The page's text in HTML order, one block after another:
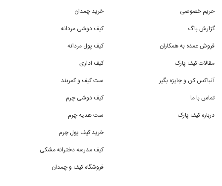
حریم خصوصی
گزارش باگ
فروش عمده به همکاران
مقالات کیف پارک
آنباکس کن و جایزه بگیر
تماس با ما
درباره کیف پارک
خرید چمدان
کیف دوشی مردانه
کیف پول مردانه
کیف اداری
ست کیف و کمربند
کیف دوشی چرم
ست هدیه چرم
خرید کیف پول چرم
کیف مدرسه دخترانه مشکی
فروشگاه کیف و چمدان